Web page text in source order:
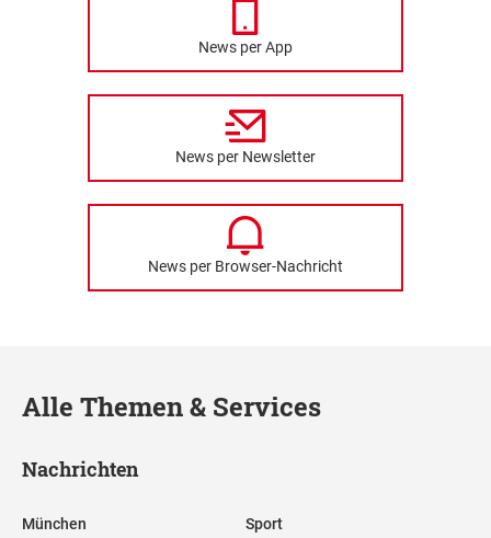
News per App
News per Newsletter
News per Browser-Nachricht
Alle Themen & Services
Nachrichten
München Sport